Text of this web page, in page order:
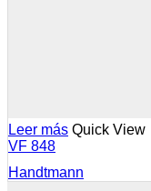
Leer más Quick View
VF 848
Handtmann